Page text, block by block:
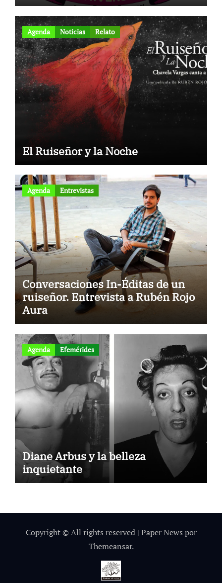
Agenda Noticias Relato
El Ruiseñor y la Noche
Agenda Entrevistas
Conversaciones In-Éditas de un
ruiseñor. Entrevista a Rubén Rojo
Aura
Agenda Efemérides
Diane Arbus y la belleza
inquietante
Copyright © All rights reserved | Paper News por
Themeansar.